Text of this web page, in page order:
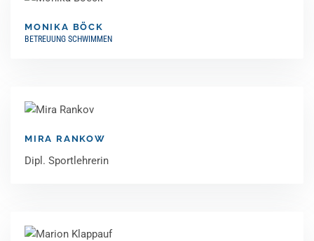
MONIKA BÖCK
BETREUUNG SCHWIMMEN
MIRA RANKOW
Dipl. Sportlehrerin